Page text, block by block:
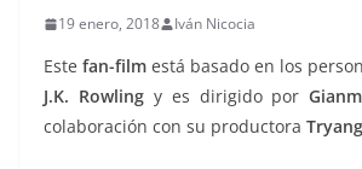
19 enero, 2018 Iván Nicocia
Este fan-film está basado en los
J.K. Rowlingy es dirigido por
colaboración con su productora